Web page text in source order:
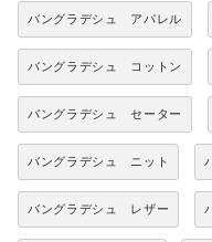
バングラデシュ アパレル
バングラデシュ コットン
バングラデシュ セーター
バングラデシュ ニット
バングラデシュ レザー